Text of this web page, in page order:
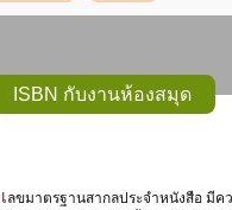
ISBN กับงานห้องสมุด
เลขมาตรฐานสากลประจำหนังสือ มีความสำคัญต่อวงการพิมพ์หนังสือทั่วโลก เนื่องจากมีการกำหนดใช้หมายเลขสากลเป็นรหัสประจำตัวของหนังสือแต่ละเล่ม ซึ่งทำให้เกิดเป็น